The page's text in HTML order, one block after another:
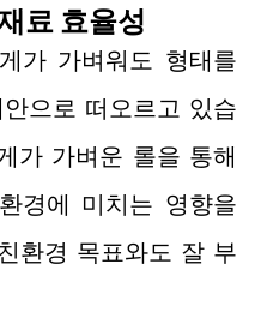
료 효율성
가 가벼워도 형태를
으로 떠오르고 있습
가 가벼운 롤을 통해
경에 미치는 영향을
환경 목표와도 잘 부